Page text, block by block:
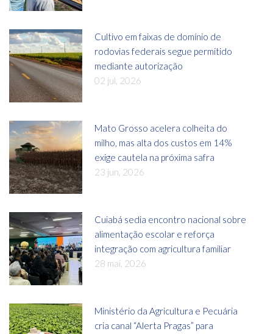
Cultivo em faixas de domínio de
rodovias federais segue permitido
mediante autorização
02 jul, 2026
Mato Grosso acelera colheita do
milho, mas alta dos custos em 14%
exige cautela na próxima safra
23 jun, 2026
Cuiabá sedia encontro nacional sobre
alimentação escolar e reforça
integração com agricultura familiar
28 mai, 2026
Ministério da Agricultura e Pecuária
cria canal “Alerta Pragas” para